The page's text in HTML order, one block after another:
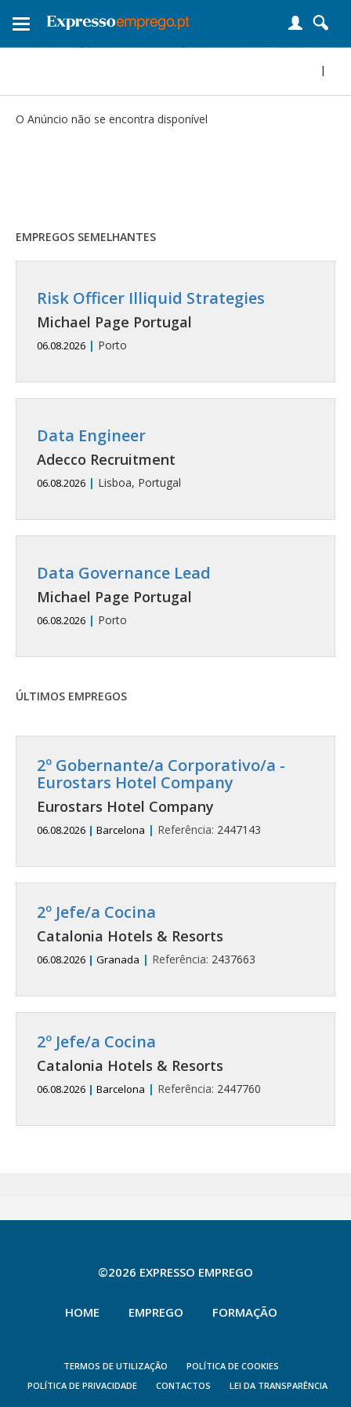
Toggle
|
O Anúncio não se encontra disponível
EMPREGOS SEMELHANTES
Risk Officer Illiquid Strategies
Michael Page Portugal
06.08.2026 | Porto
Data Engineer
Adecco Recruitment
06.08.2026 | Lisboa, Portugal
Data Governance Lead
Michael Page Portugal
06.08.2026 | Porto
ÚLTIMOS EMPREGOS
2º Gobernante/a Corporativo/a -
Eurostars Hotel Company
Eurostars Hotel Company
06.08.2026 | Barcelona | Referência: 2447143
2º Jefe/a Cocina
Catalonia Hotels & Resorts
06.08.2026 | Granada | Referência: 2437663
2º Jefe/a Cocina
Catalonia Hotels & Resorts
06.08.2026 | Barcelona | Referência: 2447760
©2026 EXPRESSO EMPREGO
HOME EMPREGO FORMAÇÃO
TERMOS DE UTILIZAÇÃO
POLÍTICA DE COOKIES
POLÍTICA DE PRIVACIDADE
CONTACTOS LEI DA TRANSPARÊNCIA